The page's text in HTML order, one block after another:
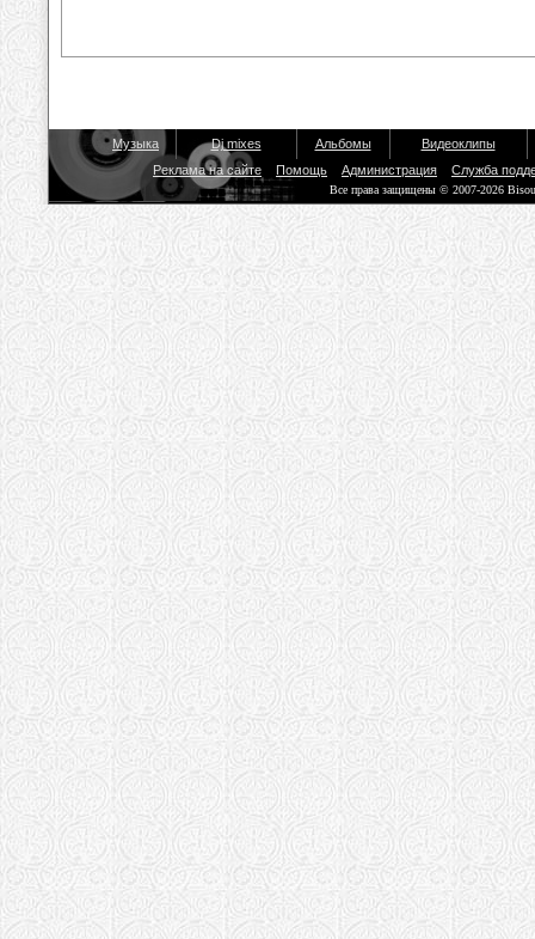
Музыка Dj mixes Альбомы
Видеоклипы
Реклама на сайте
Помощь Администрация Служба
Все права защищены © 2007-2026